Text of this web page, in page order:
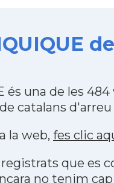
és una de les
catalans
la web, fes clic
que es
no tenim